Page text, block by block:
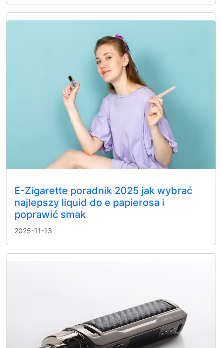
E-Zigarette poradnik 2025 jak wybrać
najlepszy liquid do e papierosa i
poprawić smak
2025-11-13